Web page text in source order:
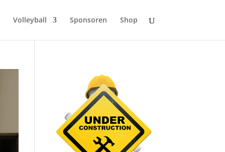
Volleyball Sponsoren Shop